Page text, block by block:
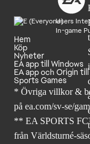
Users
In-game
Hem
Köp
Nyheter
EA app till Windows
EA app och Origin
Sports Games
* Övriga villkor &
på ea.com/sv-se/
** EA SPORTS
från Världsturné-